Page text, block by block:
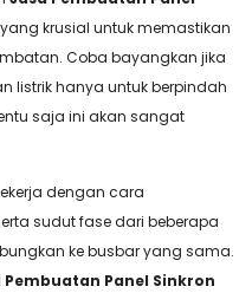
krusial untuk memastikan
Coba bayangkan jika
listrik hanya untuk berpindah
saja ini akan sangat
dengan cara
sudut fase dari beberapa
ke busbar yang sama.
Pembuatan Panel Sinkron